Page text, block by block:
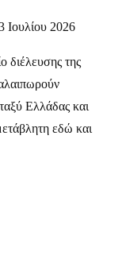
2026
διέλευσης της
Ελλάδας και
εδώ και